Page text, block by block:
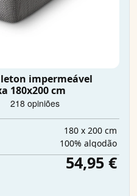
impermeável
180x200 cm
180 x 200 cm
100% algodão
54,95 €